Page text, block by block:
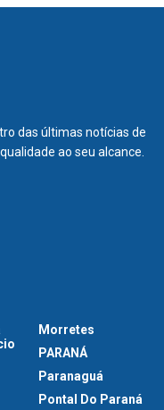
das últimas notícias de
ao seu alcance.
Morretes
PARANÁ
Paranaguá
Pontal Do Paraná